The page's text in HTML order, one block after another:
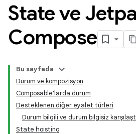
State ve
Compose
Bu sayfada
Durum ve kompozisyon
Composable'larda durum
Desteklenen diğer eyalet türleri
Durum bilgili ve durum bilgisiz
State hoisting